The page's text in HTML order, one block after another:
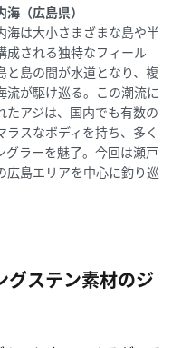
海（広島県）
海は大小さまざまな島や半
成される独特なフィール
と島の間が水道となり、複
流が駆け巡る。この潮流に
たアジは、国内でも有数の
ラスなボディを持ち、多く
グラーを魅了。今回は瀬戸
広島エリアを中心に釣り巡
グステン素材のジ